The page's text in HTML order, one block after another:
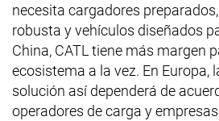
necesita cargadores
robusta y vehículos diseñados
China, CATL tiene más margen
ecosistema a la vez. En Europa,
solución así dependerá de
operadores de carga y